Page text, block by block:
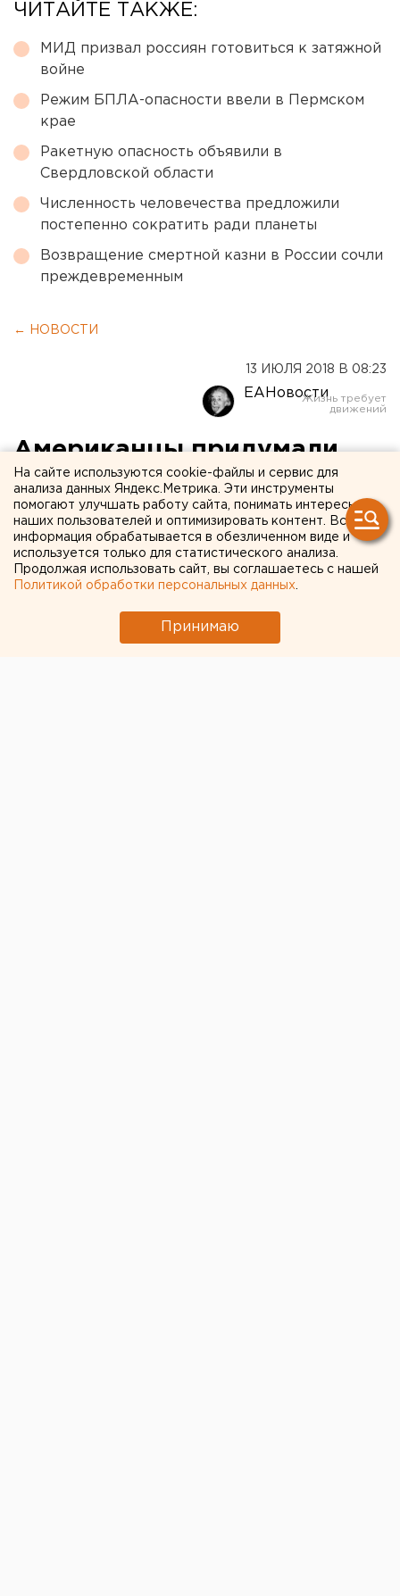
ЧИТАЙТЕ ТАКЖЕ:
МИД призвал россиян готовиться к затяжной
войне
Режим БПЛА-опасности ввели в Пермском
крае
Ракетную опасность объявили в
Свердловской области
Численность человечества предложили
постепенно сократить ради планеты
Возвращение смертной казни в России сочли
преждевременным
← НОВОСТИ
13 ИЮЛЯ 2018 В 08:23
ЕАНовости
Американцы придумали,
как эффективно бороться с
раком
Ученые из медицинской школы Гарварда придумали
методику борьбы с раком: они научили раковые
клетки самим убивать опухоль, пишут «Известия».
Нужного эффекта удалось добиться при помощи
На сайте используются cookie-файлы и сервис для
анализа данных Яндекс.Метрика. Эти инструменты
помогают улучшать работу сайта, понимать интересы
наших пользователей и оптимизировать контент. Вся
информация обрабатывается в обезличенном виде и
используется только для статистического анализа.
Продолжая использовать сайт, вы соглашаетесь с нашей
Политикой обработки персональных данных
Принимаю